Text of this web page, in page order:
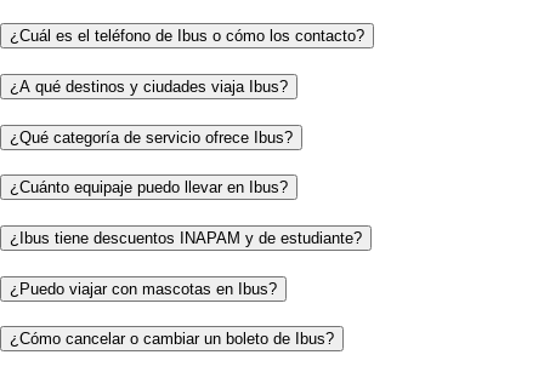
¿Cuál es el teléfono de Ibus o cómo los contacto?
¿A qué destinos y ciudades viaja Ibus?
¿Qué categoría de servicio ofrece Ibus?
¿Cuánto equipaje puedo llevar en Ibus?
¿Ibus tiene descuentos INAPAM y de estudiante?
¿Puedo viajar con mascotas en Ibus?
¿Cómo cancelar o cambiar un boleto de Ibus?